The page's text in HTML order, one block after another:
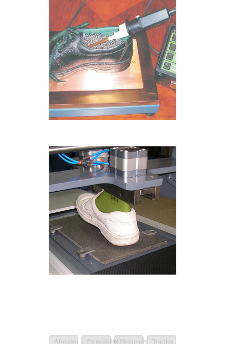
Abrasion
Perméabilité Mesureurs
Traction